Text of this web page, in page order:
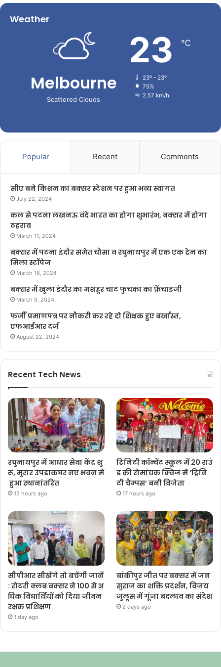
Weather
Melbourne
Scattered Clouds
23 ℃
23º - 23º
75%
2.57 km/h
Popular Recent Comments
सीए बने किशन का बक्सर स्टेशन पर हुआ भव्य स्वागत
July 22, 2024
कल से पटना लखनऊ वंदे भारत का होगा शुभारंभ, बक्सर में होगा
ठहराव
March 11, 2024
बक्सर में पटना इंदौर समेत चौसा व रघुनाथपुर में एक एक ट्रेन का
मिला स्टॉपेज
March 16, 2024
बक्सर में खुला इंदौर का मशहूर चाट फुचका का फ्रेंचाइजी
March 9, 2024
फर्जी प्रमाणपत्र पर नौकरी कर रहे दो शिक्षक हुए बर्खास्त,
एफआईआर दर्ज
August 22, 2024
Recent Tech News
रघुनाथपुर में आधार सेवा केंद्र शु
रू, मुरार उपडाकघर नए भवन में
हुआ स्थानांतरित
13 hours ago
ट्रिनिटी कॉन्वेंट स्कूल में 20 राउं
ड की रोमांचक क्विज में ‘ट्रिनि
टी चैम्पस’ बनी विजेता
17 hours ago
सीपीआर सीखेंगे तो बचेंगी जानें
: रोटरी क्लब बक्सर ने 100 से अ
धिक विद्यार्थियों को दिया जीवन
रक्षक प्रशिक्षण
1 day ago
बांकीपुर जीत पर बक्सर में जन
सुराज का शक्ति प्रदर्शन, विजय
जुलूस में गूंजा बदलाव का संदेश
2 days ago